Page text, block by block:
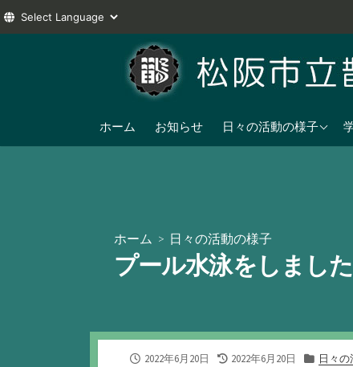
へ
ホーム お知らせ 日々の活動の様子
2025年度
ホーム > 日々の活動の様子
プール水泳をしました
公
2022年6月20日
最
2022年6月20日
カ
日々